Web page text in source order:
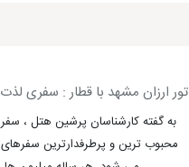
تور ارزان مشهد با قطار : سفری
به گفته کارشناسان پرشین هتل ،
محبوب ترین و پرطرفدارترین